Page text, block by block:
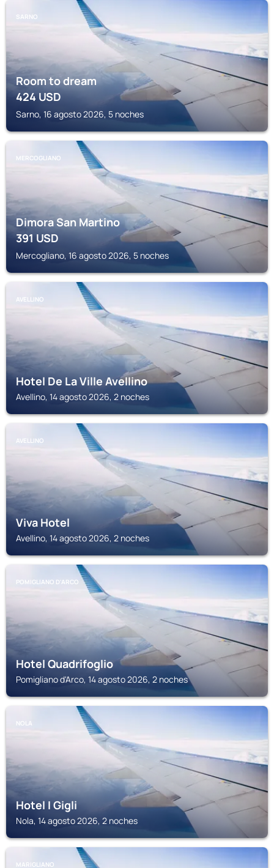
SARNO
Room to dream
424USD
Sarno, 16 agosto 2026, 5 noches
MERCOGLIANO
Dimora San Martino
391USD
Mercogliano, 16 agosto 2026, 5 noches
AVELLINO
Hotel De La Ville Avellino
Avellino, 14 agosto 2026, 2 noches
AVELLINO
Viva Hotel
Avellino, 14 agosto 2026, 2 noches
POMIGLIANO D'ARCO
Hotel Quadrifoglio
Pomigliano d'Arco, 14 agosto 2026, 2 noches
NOLA
Hotel I Gigli
Nola, 14 agosto 2026, 2 noches
MARIGLIANO